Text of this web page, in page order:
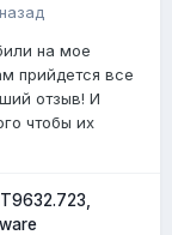
на мое
прийдется все
отзыв! И
чтобы их